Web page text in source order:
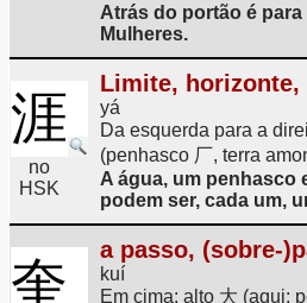
Atrás do portão é
Mulheres.
涯
no
HSK
Limite, horizonte,
yá
Da esquerda para a
(penhasco 厂, terra
A água, um penhasco
podem ser, cada um,
奎
a passo, (sobre-
kuí
Em cima: alto 大 (aqui: